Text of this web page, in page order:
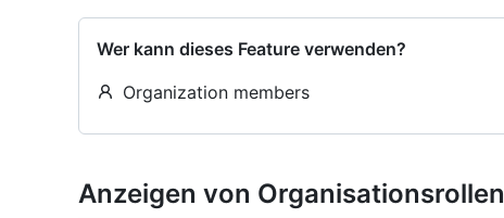
Wer kann dieses Feature verwenden?
Organization members
Anzeigen von Organisationsrollen